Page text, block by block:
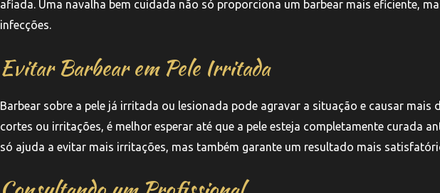
afiada. Uma navalha bem cuidada não só proporciona um barbear mais eficiente,
infecções.
Evitar Barbear em Pele Irritada
Barbear sobre a pele já irritada ou lesionada pode agravar a situação e causar mais
cortes ou irritações, é melhor esperar até que a pele esteja completamente curada
só ajuda a evitar mais irritações, mas também garante um resultado mais